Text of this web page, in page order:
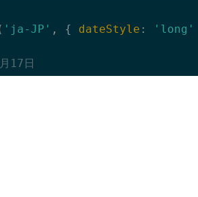
'ja-JP' , { dateStyle : 'long'
17日